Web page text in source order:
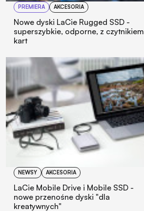
PREMIERA AKCESORIA
Nowe dyski LaCie Rugged SSD -
superszybkie, odporne, z czytnikiem
kart
NEWSY AKCESORIA
LaCie Mobile Drive i Mobile SSD -
nowe przenośne dyski "dla
kreatywnych"